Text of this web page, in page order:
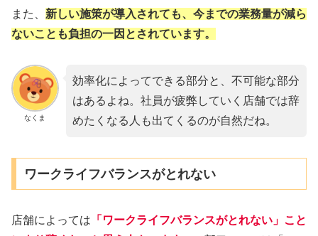
また、 新しい施策が導入されても、今までの業務量が減ら
ないことも負担の一因とされています。
なくま
効率化によってできる部分と、不可能な部分
はあるよね。社員が疲弊していく店舗では辞
めたくなる人も出てくるのが自然だね。
ワークライフバランスがとれない
店舗によっては 「ワークライフバランスがとれない」こと